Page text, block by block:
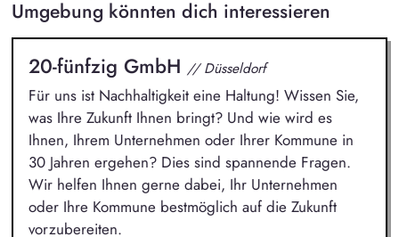
Umgebung könnten dich interessieren
20-fünfzig GmbH // Düsseldorf
Für uns ist Nachhaltigkeit eine Haltung! Wissen Sie,
was Ihre Zukunft Ihnen bringt? Und wie wird es
Ihnen, Ihrem Unternehmen oder Ihrer Kommune in
30 Jahren ergehen? Dies sind spannende Fragen.
Wir helfen Ihnen gerne dabei, Ihr Unternehmen
oder Ihre Kommune bestmöglich auf die Zukunft
vorzubereiten.